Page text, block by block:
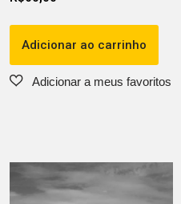
Adicionar ao carrinho